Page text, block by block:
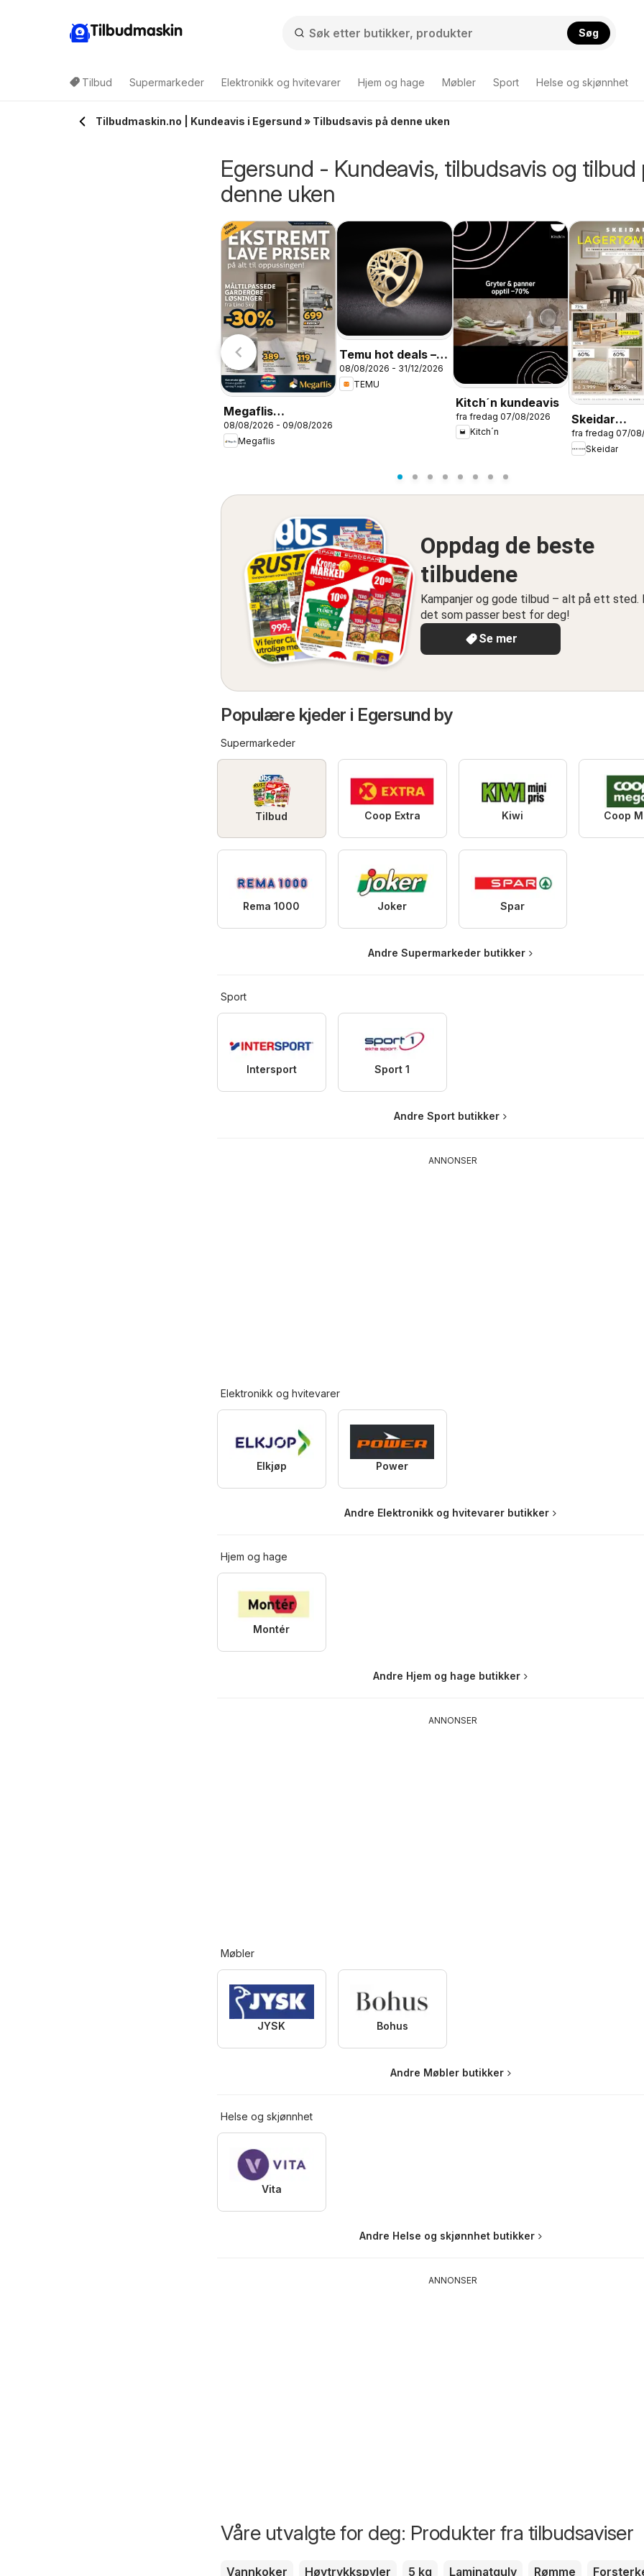
Tilbudmaskin Søg
Tilbud Supermarkeder Elektronikk og hvitevarer Hjem og hage Møbler Sport Helse og skjønnhet
Tilbudmaskin.no | Kundeavis i Egersund » Tilbudsavis på denne uken
Egersund - Kundeavis, tilbudsavis og tilbud
denne uken
Megaflis
kundeavis ELP
08/08/2026 - 09/08/2026
Megaflis
Temu hot deals –
Norway
08/08/2026 - 31/12/2026
TEMU
Kitch´n kundeavis
fra fredag 07/08/2026
Kitch´n
Skeidar
RYDDESALG
fra fredag 07/
Skeidar
Oppdag de beste
tilbudene
Kampanjer og gode tilbud – alt på ett sted.
det som passer best for deg!
Se mer
Populære kjeder i Egersund by
Supermarkeder
Tilbud Coop Extra Kiwi Coop
Rema 1000 Joker Spar
Andre Supermarkeder butikker
Sport
Intersport Sport 1
Andre Sport butikker
ANNONSER
Elektronikk og hvitevarer
Elkjøp Power
Andre Elektronikk og hvitevarer butikker
Hjem og hage
Montér
Andre Hjem og hage butikker
ANNONSER
Møbler
JYSK Bohus
Andre Møbler butikker
Helse og skjønnhet
Vita
Andre Helse og skjønnhet butikker
ANNONSER
Våre utvalgte for deg: Produkter fra tilbudsaviser
Vannkoker Høytrykkspyler 5 kg Laminatgulv Rømme